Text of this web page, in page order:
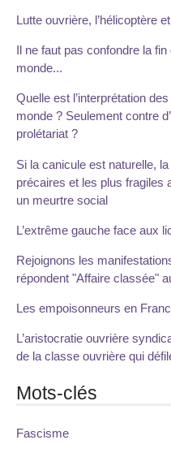
Lutte ouvrière, l’hélicoptère
Il ne faut pas confondre la
monde...
Quelle est l’interprétation
monde ? Seulement contre
prolétariat ?
Si la canicule est naturelle,
précaires et les plus fragiles
un meurtre social
L’extrême gauche face aux
Rejoignons les
répondent "Affaire classée"
Les empoisonneurs en
L’aristocratie ouvrière
de la classe ouvrière qui
Mots-clés
Fascisme